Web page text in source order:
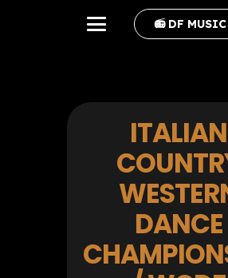
📻 DF MUSIC
ITALIAN
DANCE